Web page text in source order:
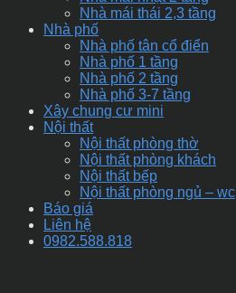
Nhà mái thái 2,3 tầng
Nhà phố
Nhà phố tân cổ điển
Nhà phố 1 tầng
Nhà phố 2 tầng
Nhà phố 3-7 tầng
Xây chung cư mini
Nội thất
Nội thất phòng thờ
Nội thất phòng khách
Nội thất bếp
Nội thất phòng ngủ – wc
Báo giá
Liên hệ
0982.588.818